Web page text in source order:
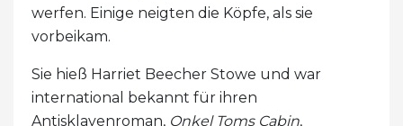
werfen. Einige neigten die Köpfe, als sie
vorbeikam.
Sie hieß Harriet Beecher Stowe und war
international bekannt für ihren
Antisklavenroman, Onkel Toms Cabin,